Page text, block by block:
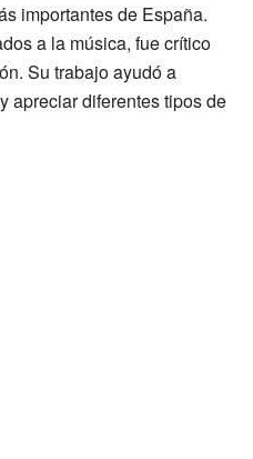
importantes de España.
a la música, fue crítico
Su trabajo ayudó a
apreciar diferentes tipos de